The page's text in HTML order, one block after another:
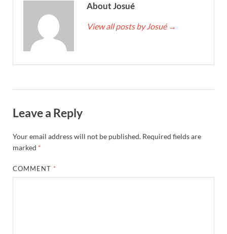
About Josué
View all posts by Josué →
Leave a Reply
Your email address will not be published. Required fields are
marked *
COMMENT *